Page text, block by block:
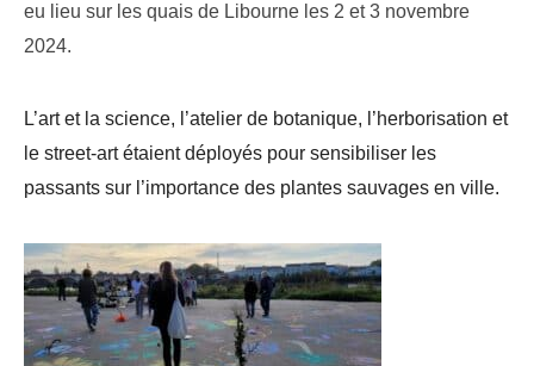
eu lieu sur les quais de Libourne les 2 et 3 novembre
2024.
L’art et la science, l’atelier de botanique, l’herborisation et
le street-art étaient déployés pour sensibiliser les
passants sur l’importance des plantes sauvages en ville.